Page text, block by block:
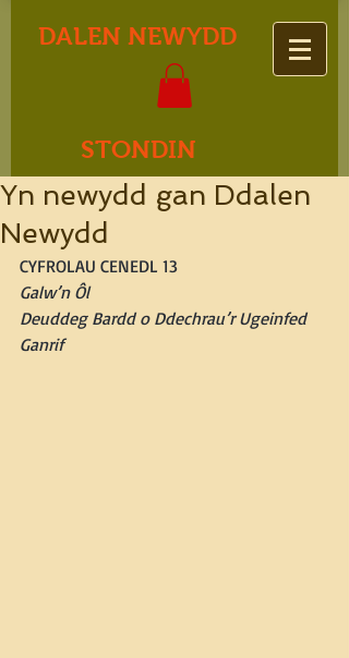
DALEN NEWYDD
STONDIN
Yn newydd gan Ddalen
Newydd
CYFROLAU CENEDL 13
Galw’n Ôl
Deuddeg Bardd o Ddechrau’r Ugeinfed
Ganrif